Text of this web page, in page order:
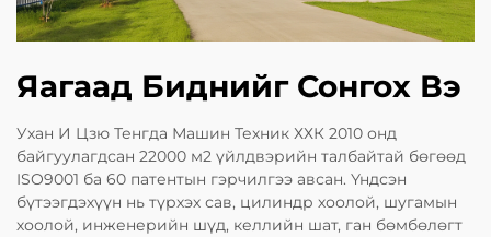
Яагаад Биднийг Сонгох Вэ
Ухан И Цзю Тенгда Машин Техник ХХК 2010 онд
байгуулагдсан 22000 м2 үйлдвэрийн талбайтай бөгөөд
ISO9001 ба 60 патентын гэрчилгээ авсан. Үндсэн
бүтээгдэхүүн нь түрхэх сав, цилиндр хоолой, шугамын
хоолой, инженерийн шүд, келлийн шат, ган бөмбөлөгт